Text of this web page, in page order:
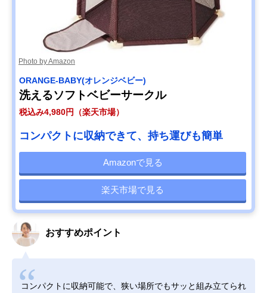
Photo by Amazon
ORANGE-BABY(オレンジベビー)
洗えるソフトベビーサークル
税込み4,980円（楽天市場）
コンパクトに収納できて、持ち運びも簡単
Amazonで見る
楽天市場で見る
おすすめポイント
コンパクトに収納可能で、狭い場所でもサッと組み立てられ